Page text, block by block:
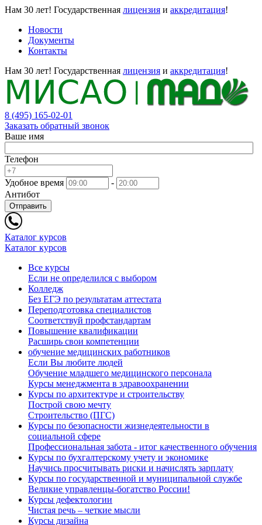
Нам 30 лет! Государственная лицензия и аккредитация!
Новости
Документы
Контакты
Нам 30 лет! Государственная лицензия и аккредитация!
8 (495) 165-02-01
Заказать обратный звонок
Ваше имя
Телефон
Удобное время
-
Антибот
Отправить
Каталог курсов
Каталог курсов
Все курсы
Если не определился с выбором
Колледж
Без ЕГЭ по результатам аттестата
Переподготовка специалистов
Соответствуй профстандартам
Повышение квалификации
Расширь свои компетенции
обучение медицинских работников
Если Вы любите людей
Обучение младшего медицинского персонала
Курсы менеджмента в здравоохранении
Курсы по архитектуре и строительству
Построй свою мечту
Строительство (ПГС)
Курсы по безопасности жизнедеятельности в
социальной сфере
Профессиональная забота - итог качественного обучения
Курсы по бухгалтерскому учету и экономике
Научись просчитывать риски и начислять зарплату
Курсы по государственной и муниципальной службе
Великие управленцы-богатство России!
Курсы дефектологии
Чистая речь – четкие мысли
Курсы дизайна